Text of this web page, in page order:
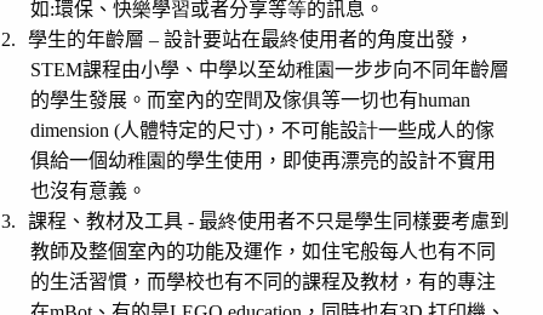
如:環保、快樂學習或者分享等等的訊息。
2.
學生的年齡層 – 設計要站在最終使用者的角度出發，
STEM課程由小學、中學以至幼稚園一步步向不同年齡層
的學生發展。而室內的空間及傢俱等一切也有human
dimension (人體特定的尺寸) ，不可能設計一些成人的傢
俱給一個幼稚園 的學生使用，即使再漂亮的設計不實用
也沒有意義。
3.
課程、教材及工具 - 最終使用者不只是學生同樣要考慮到
教師及整個室內的功能及運作，如住宅般每人也有不同
的生活習慣，而學校也有不同的課程及教材，有的專注